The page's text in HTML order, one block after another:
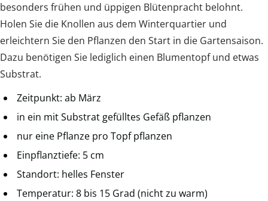
besonders frühen und üppigen Blütenpracht belohnt.
Holen Sie die Knollen aus dem Winterquartier und
erleichtern Sie den Pflanzen den Start in die Gartensaison.
Dazu benötigen Sie lediglich einen Blumentopf und etwas
Substrat.
Zeitpunkt: ab März
in ein mit Substrat gefülltes Gefäß pflanzen
nur eine Pflanze pro Topf pflanzen
Einpflanztiefe: 5 cm
Standort: helles Fenster
Temperatur: 8 bis 15 Grad (nicht zu warm)